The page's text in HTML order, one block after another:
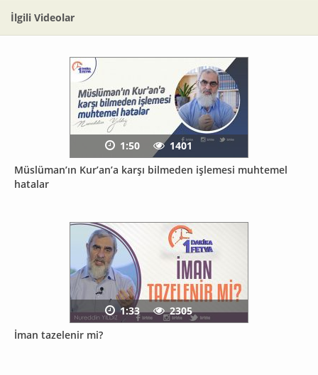
İlgili Videolar
Müslüman’ın Kur’an’a karşı bilmeden işlemesi muhtemel
hatalar
1:50 1401
İman tazelenir mi?
1:33 2305